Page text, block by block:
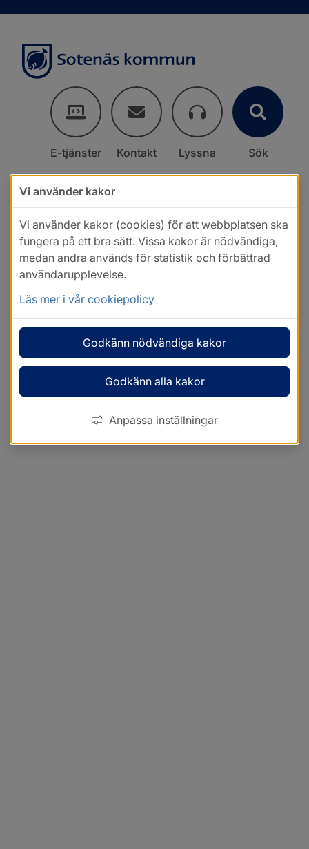
E-tjänster Kontakt Lyssna Sök
Vi använder kakor
Vi använder kakor (cookies) för att webbplatsen ska
fungera på ett bra sätt. Vissa kakor är nödvändiga,
medan andra används för statistik och förbättrad
användarupplevelse.
Läs mer i vår cookiepolicy
Godkänn nödvändiga kakor
Godkänn alla kakor
Anpassa inställningar